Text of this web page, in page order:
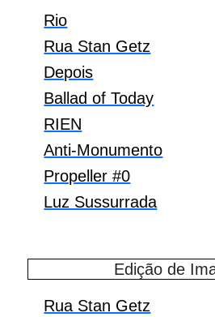
Rio
Rua Stan Getz
Depois
Ballad of Today
RIEN
Anti-Monumento
Propeller #0
Luz Sussurrada
Edição de
Rua Stan Getz